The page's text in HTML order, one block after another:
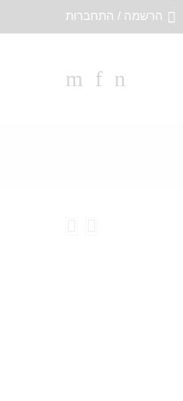
הרשמה / התחברות